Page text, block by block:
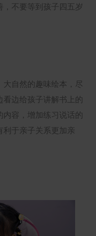
，不要等到孩子四五岁
自然的趣味绘本，尽
看边给孩子讲解书上的
内容，增加练习说话的
利于亲子关系更加亲